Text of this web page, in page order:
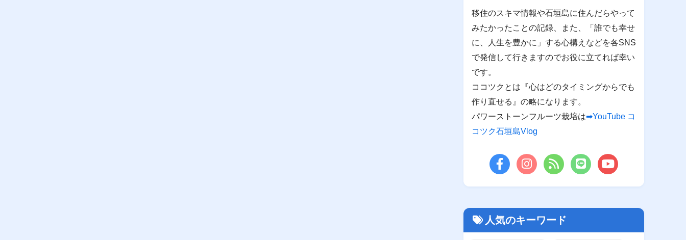
移住のスキマ情報や石垣島に住んだらやって
みたかったことの記録、また、「誰でも幸せ
に、人生を豊かに」する心構えなどを各SNS
で発信して行きますのでお役に立てれば幸い
です。
ココツクとは『心はどのタイミングからでも
作り直せる』の略になります。
パワーストーンフルーツ栽培は➡YouTube コ
コツク石垣島Vlog
人気のキーワード